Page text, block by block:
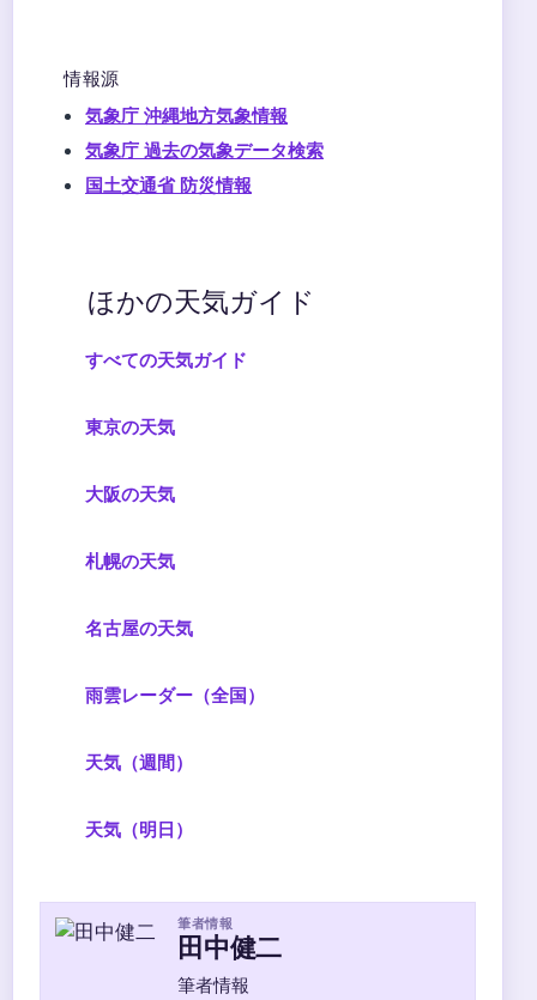
情報源
気象庁 沖縄地方気象情報
気象庁 過去の気象データ検索
国土交通省 防災情報
ほかの天気ガイド
すべての天気ガイド
東京の天気
大阪の天気
札幌の天気
名古屋の天気
雨雲レーダー（全国）
天気（週間）
天気（明日）
筆者情報
田中健二
筆者情報